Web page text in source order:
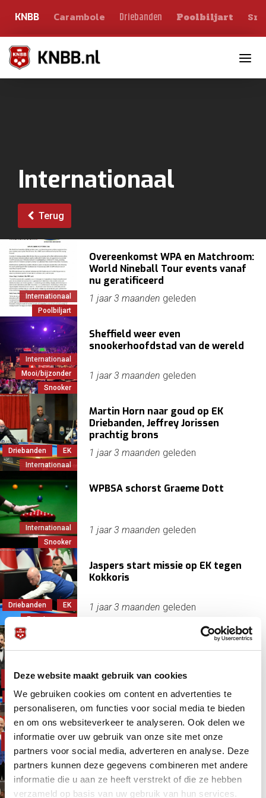
Deze website maakt gebruik van cookies
We gebruiken cookies om content en advertenties te
personaliseren, om functies voor social media te bieden
en om ons websiteverkeer te analyseren. Ook delen we
informatie over uw gebruik van onze site met onze
partners voor social media, adverteren en analyse. Deze
partners kunnen deze gegevens combineren met andere
informatie die u aan ze heeft verstrekt of die ze hebben
verzameld op basis van uw gebruik van hun services.
KNBB Carambole Driebanden Poolbiljart
Internationaal
Terug
Internationaal
Poolbiljart
Overeenkomst WPA en Matchroom:
World Nineball Tour events vanaf
nu geratificeerd
1 jaar 3 maanden geleden
Internationaal
Mooi/bijzonder
Snooker
Sheffield weer even
snookerhoofdstad van de wereld
1 jaar 3 maanden geleden
Driebanden
EK
Internationaal
Martin Horn naar goud op EK
Driebanden, Jeffrey Jorissen
prachtig brons
1 jaar 3 maanden geleden
Internationaal
Snooker
WPBSA schorst Graeme Dott
1 jaar 3 maanden geleden
Driebanden
EK
Erp, Jean van
Jaspers start missie op EK tegen
Kokkoris
1 jaar 3 maanden geleden
Bruijn, Jean Paul
Driebanden
EK
Turken naar dubbel goud in
Europa; brons voor TeamNL
1 jaar 4 maanden
Bruijn, Jean Paul
Nederland winnaar in onvervalste
kraker met België
1 jaar 4 maandengeleden